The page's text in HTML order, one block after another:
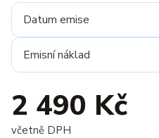
Datum emise
Emisní náklad
2 490 Kč
včetně DPH